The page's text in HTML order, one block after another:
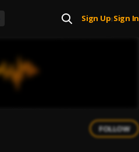
Sign Up| Sign In
FOLLOW